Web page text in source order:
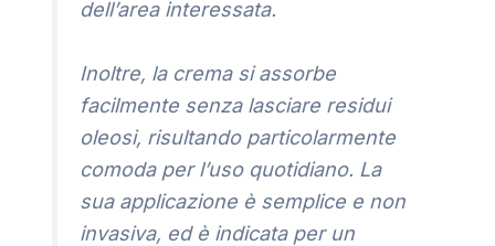
dell’area interessata.
Inoltre, la crema si assorbe
facilmente senza lasciare residui
oleosi, risultando particolarmente
comoda per l’uso quotidiano. La
sua applicazione è semplice e non
invasiva, ed è indicata per un